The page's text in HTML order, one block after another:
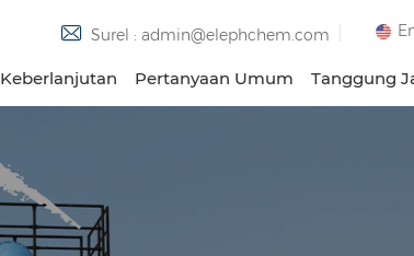
Surel : admin@elephchem.com
Keberlanjutan Pertanyaan Umum Tanggung